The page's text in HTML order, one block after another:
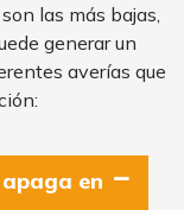
las más bajas,
generar un
averías que
en